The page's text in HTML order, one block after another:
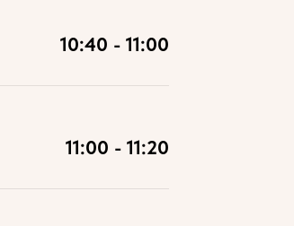
10:40 - 11:00
11:00 - 11:20